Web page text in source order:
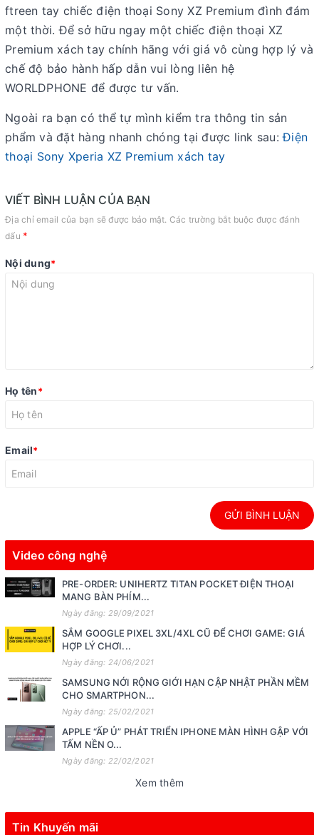
ftreen tay chiếc điện thoại Sony XZ Premium đình đám
một thời. Để sở hữu ngay một chiếc điện thoại XZ
Premium xách tay chính hãng với giá vô cùng hợp lý và
chế độ bảo hành hấp dẫn vui lòng liên hệ
WORLDPHONE để được tư vấn.
Ngoài ra bạn có thể tự mình kiểm tra thông tin sản
phẩm và đặt hàng nhanh chóng tại được link sau:Điện
thoại Sony Xperia XZ Premium xách tay
VIẾT BÌNH LUẬN CỦA BẠN
Địa chỉ email của bạn sẽ được bảo mật. Các trường bắt buộc được đánh
dấu *
Nội dung*
Họ tên*
Email*
GỬI BÌNH LUẬN
Video công nghệ
PRE-ORDER: UNIHERTZ TITAN POCKET ĐIỆN THOẠI
MANG BÀN PHÍM...
Ngày đăng: 29/09/2021
SẮM GOOGLE PIXEL 3XL/4XL CŨ ĐỂ CHƠI GAME: GIÁ
HỢP LÝ CHƠI...
Ngày đăng: 24/06/2021
SAMSUNG NỚI RỘNG GIỚI HẠN CẬP NHẬT PHẦN MỀM
CHO SMARTPHON...
Ngày đăng: 25/02/2021
APPLE “ẤP Ủ” PHÁT TRIỂN IPHONE MÀN HÌNH GẬP VỚI
TẤM NỀN O...
Ngày đăng: 22/02/2021
Xem thêm
Tin Khuyến mãi